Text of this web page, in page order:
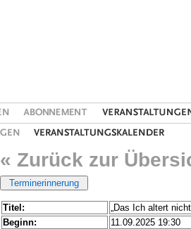
« Zurück zur
Titel:
„Das Ich altert
Beginn:
11.09.2025 19:30